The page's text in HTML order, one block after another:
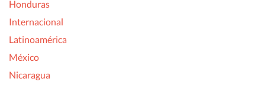
Honduras
Internacional
Latinoamérica
México
Nicaragua